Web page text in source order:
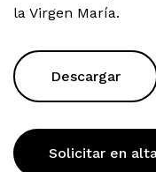
la Virgen María.
Descargar
Solicitar en